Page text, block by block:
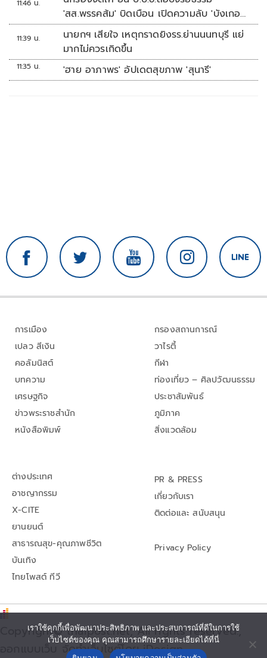
11:46 น.
'สส.พรรคส้ม' บิดเบือน เปิดความลับ 'บังเกอร์
ทหาร'
11:39 น.
นายกฯ เสียใจ เหตุกราดยิงรร.ย่านนนทบุรี แย่
มากไม่ควรเกิดขึ้น
11:35 น. 'ฮาย อาภาพร' อัปเดตสุขภาพ 'สุนารี'
การเมือง
เปลว สีเงิน
คอลัมนิสต์
บทความ
เศรษฐกิจ
ข่าวพระราชสำนัก
หนังสือพิมพ์
กรองสถานการณ์
วาไรตี้
กีฬา
ท่องเที่ยว – ศิลปวัฒนธรรม
ประชาสัมพันธ์
ภูมิภาค
สิ่งแวดล้อม
ต่างประเทศ
อาชญากรรม
X-CITE
ยานยนต์
สาธารณสุข-คุณภาพชีวิต
บันเทิง
ไทยโพสต์ ทีวี
PR & PRESS
เกี่ยวกับเรา
ติดต่อและ สนับสนุน
Privacy Policy
Copyright© thaipost.net, All rights reserved.,
ออกแบบเว็บ จัดทำเว็บไซต์โดย iDesign
เราใช้คุกกี้เพื่อพัฒนาประสิทธิภาพ และประสบการณ์ที่ดีในการใช้
เว็บไซต์ของคุณ คุณสามารถศึกษารายละเอียดได้ที่นี่